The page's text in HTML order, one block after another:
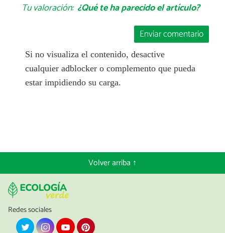
Tu valoración: ¿Qué te ha parecido el artículo?
Enviar comentario
Si no visualiza el contenido, desactive
cualquier adblocker o complemento que pueda
estar impidiendo su carga.
Volver arriba ↑
Redes sociales